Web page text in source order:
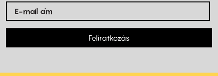
Feliratkozás